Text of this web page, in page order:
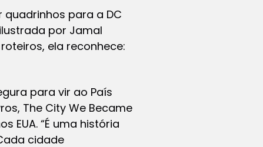
para a DC
por Jamal
ela reconhece:
para vir ao País
The City We Became
EUA. “É uma história
cidade